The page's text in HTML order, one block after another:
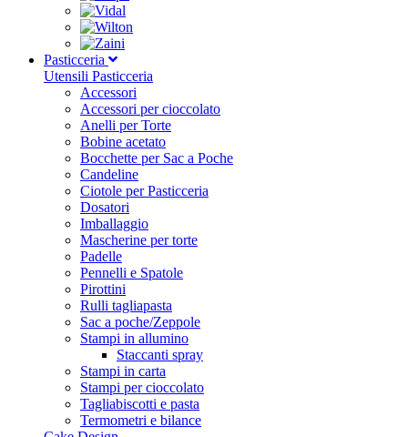
Pasticceria
Utensili Pasticceria
Accessori
Accessori per cioccolato
Anelli per Torte
Bobine acetato
Bocchette per Sac a Poche
Candeline
Ciotole per Pasticceria
Dosatori
Imballaggio
Mascherine per torte
Padelle
Pennelli e Spatole
Pirottini
Rulli tagliapasta
Sac a poche/Zeppole
Stampi in allumino
Staccanti spray
Stampi in carta
Stampi per cioccolato
Tagliabiscotti e pasta
Termometri e bilance